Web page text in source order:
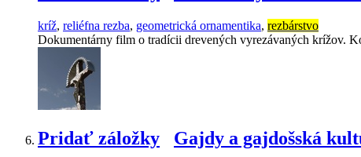
kríž, reliéfna rezba, geometrická ornamentika, rezbárstvo
Dokumentárny film o tradícii drevených vyrezávaných krížov.
Pridať záložky Gajdy a gajdošská